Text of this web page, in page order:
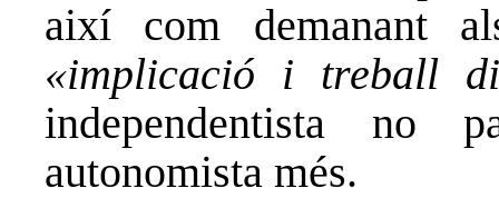
així com demanant
«implicació i treball
independentista no
autonomista més.